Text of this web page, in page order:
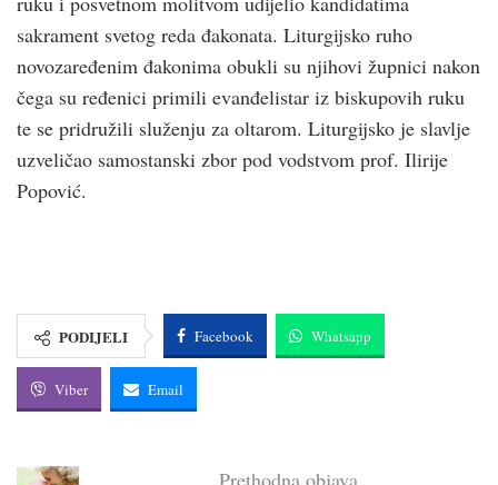
sakrament svetog reda đakonata. Liturgijsko ruho
novozaređenim đakonima obukli su njihovi župnici nakon
čega su ređenici primili evanđelistar iz biskupovih ruku
te se pridružili služenju za oltarom. Liturgijsko je slavlje
uzveličao samostanski zbor pod vodstvom prof. Ilirije
Popović.
PODIJELI Facebook Whatsapp
Viber Email
Prethodna objava